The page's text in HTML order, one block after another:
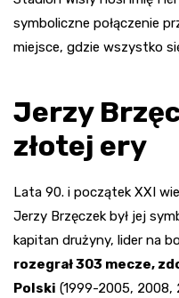
symboliczne połączenie
miejsce, gdzie wszystko
Jerzy
złotej ery
Lata 90. i początek XXI
Jerzy Brzęczek był jej
kapitan drużyny, lider na
rozegrał 303 mecze,
Polski (1999-2005, 2008,